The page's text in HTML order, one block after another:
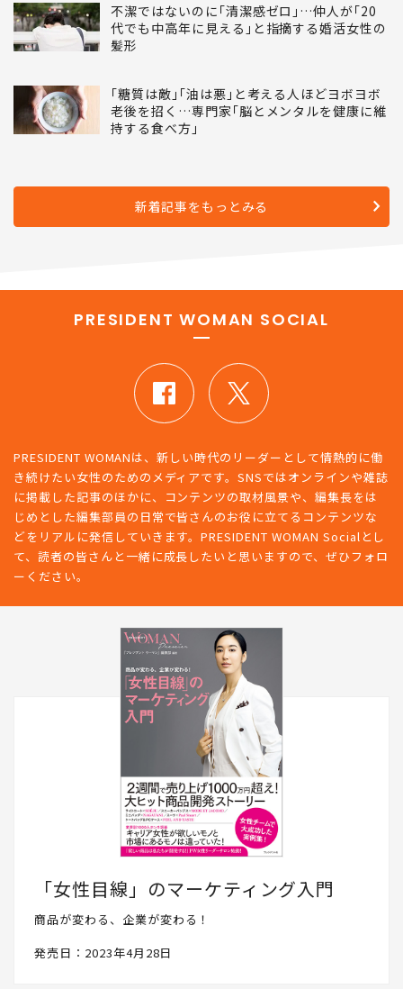
不潔ではないのに｢清潔感ゼロ｣…仲人が｢20
代でも中高年に見える｣と指摘する婚活女性の
髪形
｢糖質は敵｣｢油は悪｣と考える人ほどヨボヨボ
老後を招く…専門家｢脳とメンタルを健康に維
持する食べ方｣
新着記事をもっとみる
PRESIDENT WOMAN SOCIAL
PRESIDENT WOMANは、新しい時代のリーダーとして情熱的に働
き続けたい女性のためのメディアです。SNSではオンラインや雑誌
に掲載した記事のほかに、コンテンツの取材風景や、編集長をは
じめとした編集部員の日常で皆さんのお役に立てるコンテンツな
どをリアルに発信していきます。PRESIDENT WOMAN Socialとし
て、読者の皆さんと一緒に成長したいと思いますので、ぜひフォロ
ーください。
「女性目線」のマーケティング入門
商品が変わる、企業が変わる！
発売日：2023年4月28日